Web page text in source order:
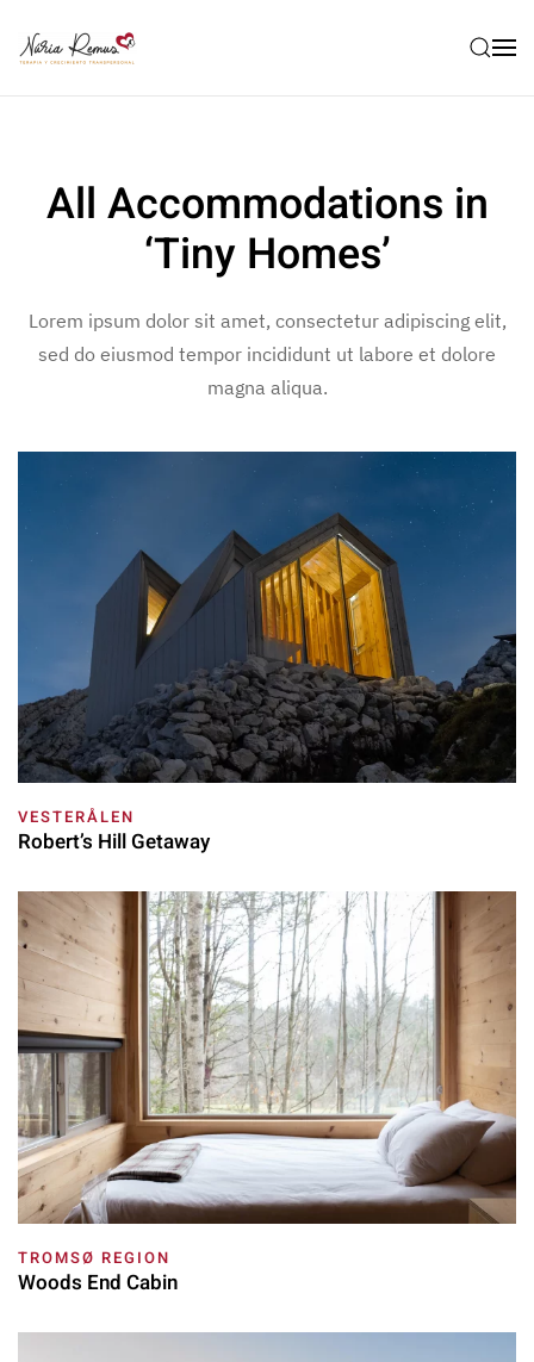
All Accommodations in
‘Tiny Homes’
Lorem ipsum dolor sit amet, consectetur adipiscing elit,
sed do eiusmod tempor incididunt ut labore et dolore
magna aliqua.
VESTERÅLEN
Robert’s Hill Getaway
TROMSØ REGION
Woods End Cabin